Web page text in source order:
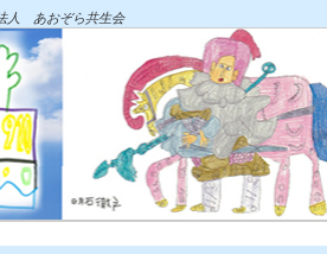
人 あおぞら共生会